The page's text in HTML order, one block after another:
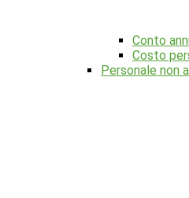
Conto
Costo
Personale non